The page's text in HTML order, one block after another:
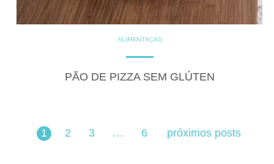
ALIMENTAÇÃO
DICAS DE ALIMENTAÇÃO
LACTOSE FREE
RECEITAS
PÃO DE PIZZA SEM GLÚTEN
1 2 3 … 6 próximos posts